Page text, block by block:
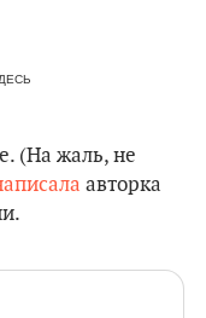
(На жаль, не
авторка